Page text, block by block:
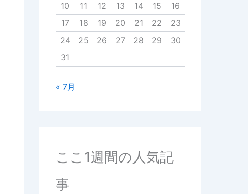
10
11 12 13 14 15
16
17
18 19 20 21 22
23
24
25 26 27 28 29
30
31
« 7月
ここ1週間の人気記
事